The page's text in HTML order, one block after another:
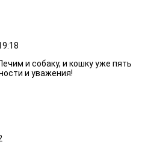
и собаку, и кошку уже пять
и уважения!